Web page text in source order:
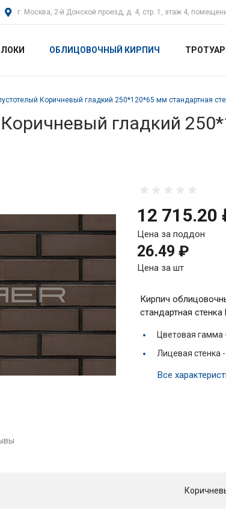
г. Москва, 2-й Донской проезд, д. 4, стр. 1, этаж 4,
ОБЛИЦОВОЧНЫЙ КИРПИЧ
Коричневый гладкий 250*120*65 мм стандартная
гладкий
12 715.20
Цена за поддон
26.49 ₽
Цена за шт
Кирпич
стандартная стенка
Цветовая гамма
Лицевая стенка -
Все